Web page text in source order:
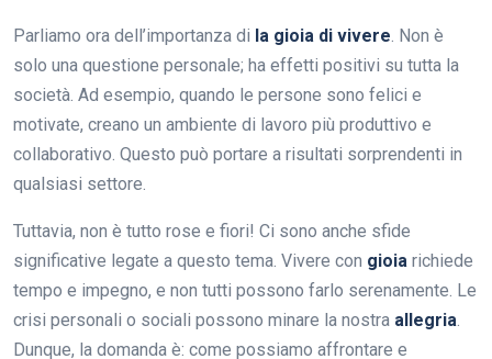
Parliamo ora dell’importanza di la gioia di vivere. Non è
solo una questione personale; ha effetti positivi su tutta la
società. Ad esempio, quando le persone sono felici e
motivate, creano un ambiente di lavoro più produttivo e
collaborativo. Questo può portare a risultati sorprendenti in
qualsiasi settore.
Tuttavia, non è tutto rose e fiori! Ci sono anche sfide
significative legate a questo tema. Vivere con gioia richiede
tempo e impegno, e non tutti possono farlo serenamente. Le
crisi personali o sociali possono minare la nostra allegria.
Dunque, la domanda è: come possiamo affrontare e